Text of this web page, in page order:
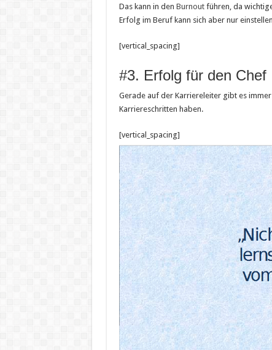
Das kann in den Burnoutführen, da
Erfolg im Beruf kann sich aber nur
[vertical_spacing]
#3. Erfolg für den Chef
Gerade auf der Karriereleiter gibt es
Karriereschritten haben.
[vertical_spacing]